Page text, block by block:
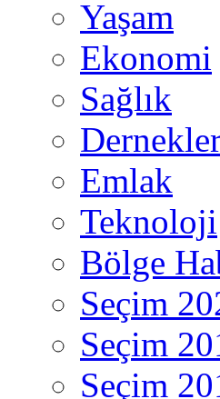
Yaşam
Ekonomi
Sağlık
Emlak
Teknoloji
Bölge
Seçim
Seçim
Seçim